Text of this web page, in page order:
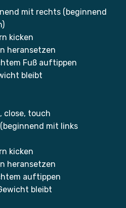
mit rechts (beginnend
kicken
heransetzen
Fuß auftippen
bleibt
close, touch
mit links
kicken
heransetzen
auftippen
bleibt